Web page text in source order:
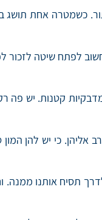
לפתח שיטה לזכור
כי יש להן המון
תסיח אותנו ממנה.